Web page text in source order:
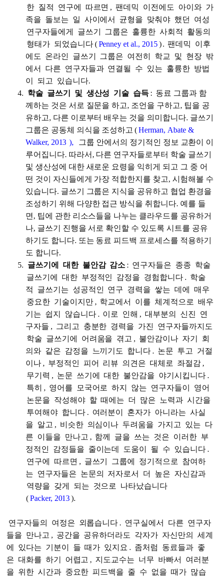
한 질적 연구에 따르면 , 팬데믹 이전에도 아이와 가
족을 돌보는 일 사이에서 균형을 맞춰야 했던
여성
연구자들에게
글쓰기 그룹은 훌륭한 사회적
활동의
형태가 되었습니다 ( Penney et al., 2015) . 팬데믹
이후
에도
온라인 글쓰기 그룹은 여전히 학교 및 현장 밖
에서
다른 연구자들과 연결될 수 있는 훌륭한 방법
이
되고
있습니다.
학술 글쓰기 및 생산성 기술 습득 : 동료 그룹과 함
께하는 것은 서로 질문을 하고, 조언을 구하고, 팁을 공
유하고, 다른 이로부터 배우는 것을 의미합니다. 글쓰기
그룹은 공동체 의식을 조성하고 (Herman, Abate &
Walker, 2013 ),
그룹 안에서의 정기적인 정보 교환이 이
루어집니다. 따라서, 다른 연구자들로부터 학술 글쓰기
및 생산성에 대한 새로운 요령을 익히게 되고 그 중 어
떤 것이 자신들에게 가장 적합한지를 찾고, 시험해볼 수
있습니다. 글쓰기 그룹은 지식을 공유하고 협업 환경을
조성하기 위해 다양한 접근 방식을 취합니다. 예를 들
면, 팁에 관한 리소스들을 나누는 클라우드를 공유하거
나, 글쓰기 진행을 서로 확인할 수 있도록 시트를 공유
하기도 합니다. 또는 동료 피드백 프로세스를 적용하기
도 합니다.
글쓰기에
대한 불안감 감소 : 연구자들은 종종 학술
글쓰기에
대한 부정적인 감정을 경험합니다 . 학술
적
글쓰기는 성공적인 연구 경력을 쌓는 데에
매우
중요한 기술이지만 , 학교에서 이를 체계적으로
배우
기는 쉽지 않습니다 . 이로 인해 , 대부분의 신진
연
구자들 , 그리고 충분한 경력을 가진
연구자들까지도
학술 글쓰기에 어려움을 겪고 , 불안감이나 자기
회
의와 같은 감정을 느끼기도 합니다 . 논문 투고
거절
이나 , 부정적인 피어 리뷰 의견은 대체로 좌절감 ,
무기력 , 논문 쓰기에 대한 불안감을 야기시킵니다 .
특히 , 영어를 모국어로 하지 않는 연구자들이
영어
논문을 작성해야 할 때에는 더 많은 노력과 시간을
투여해야 합니다 . 여러분이 혼자가 아니라는 사실
을 알고 , 비슷한 의심이나 두려움을 가지고 있는 다
른 이들을 만나고 , 함께 글을 쓰는 것은 이러한 부
정적인
감정들을 줄이는데 도움이 될 수 있습니다 .
연구에
따르면 , 글쓰기 그룹에 정기적으로
참여하
는 연구자들은 논문의 저자로서 더 높은 자신감과
역량을 갖게 되는 것으로
나타났습니다
(Packer, 2013).
연구자들의 여정은 외롭습니다 . 연구실에서 다른 연구자
들을 만나고 , 공간을 공유하더라도 각자가 자신만의
세계
에
있다는 기분이 들 때가 있지요 . 좀처럼 동료들과 좋
은 대화를 하기 어렵고 , 지도교수는 너무 바빠서
여러분
을 위한 시간과 중요한 피드백을 줄 수 없을 때가 많습